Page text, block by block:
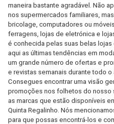
maneira bastante agradável. Não
nos supermercados familiares,
bricolage, computadores ou
ferragens, lojas de eletrónica e
é conhecida pelas suas belas
aqui as últimas tendências em
um grande número de ofertas e
e revistas semanais durante todo o
Consegues encontrar uma visão
promoções nos folhetos do
as marcas que estão disponíveis
Quinta Regalinho. Nós
para que possas encontrá-los e